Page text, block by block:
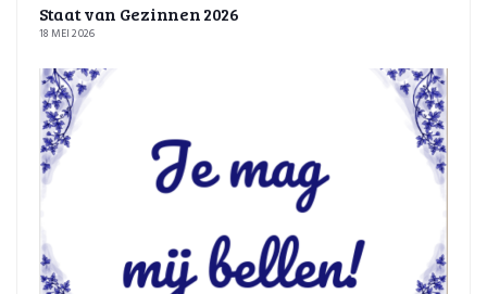
Staat van Gezinnen 2026
18 MEI 2026